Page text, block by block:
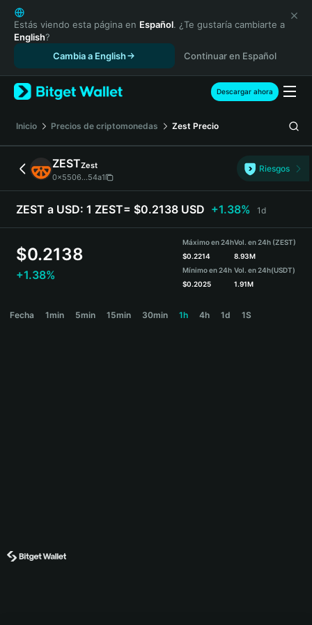
English
日本語
Tiếng Việt
Español (Latinoamérica)
Türkçe
Français
Deutsch
繁體中文
Português (Portugal)
Bahasa Indonesia
ภาษาไทย
Español
Español (Argentina)
Estás viendo esta página en Español. ¿Te gustaría cambiarte a
English?
Cambia a English
Continuar en Español
Descargar ahora
Inicio Precios de criptomonedas Zest Precio
ZESTZest
0x5506...54a1
Riesgos
ZEST a USD: 1 ZEST= $0.2138 USD +1.38% 1d
$0.2138
+1.38%
Máximo en 24h
$0.2214
Mínimo en 24h
$0.2025
Vol. en 24h (ZEST)
8.93M
Vol. en 24h(USDT)
1.91M
Fecha 1min 5min 15min 30min 1h 4h 1d 1S